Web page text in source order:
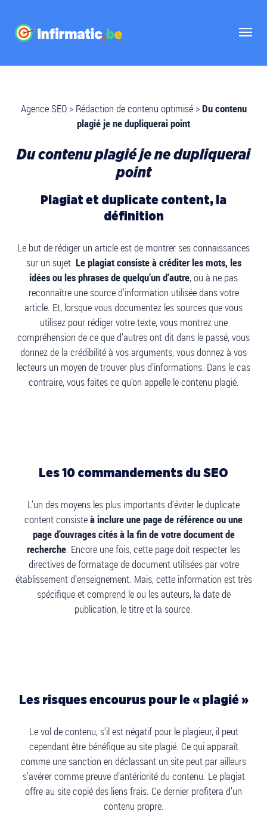
Agence SEO> Rédaction de contenu optimisé> Du contenu
plagié je ne dupliquerai point
Du contenu plagié je ne dupliquerai
point
Plagiat et duplicate content, la
définition
Le but de rédiger un article est de montrer ses connaissances
sur un sujet. Le plagiat consiste à créditer les mots, les
idées ou les phrases de quelqu’un d’autre, ou à ne pas
reconnaître une source d’information utilisée dans votre
article. Et, lorsque vous documentez les sources que vous
utilisez pour rédiger votre texte, vous montrez une
compréhension de ce que d’autres ont dit dans le passé, vous
donnez de la crédibilité à vos arguments, vous donnez à vos
lecteurs un moyen de trouver plus d’informations. Dans le cas
contraire, vous faites ce qu’on appelle le contenu plagié.
Les 10 commandements du SEO
L’un des moyens les plus importants d’éviter le duplicate
content consisteà inclure une page de référence ou une
page d’ouvrages cités à la fin de votre document de
recherche. Encore une fois, cette page doit respecter les
directives de formatage de document utilisées par votre
établissement d’enseignement. Mais, cette information est très
spécifique et comprend le ou les auteurs, la date de
publication, le titre et la source.
Les risques encourus pour le « plagié »
Le vol de contenu, s’il est négatif pour le plagieur, il peut
cependant être bénéfique au site plagié. Ce qui apparaît
comme une sanction en déclassant un site peut par ailleurs
s’avérer comme preuve d’antériorité du contenu. Le plagiat
offre au site copié des liens frais. Ce dernier profitera d’un
contenu propre.